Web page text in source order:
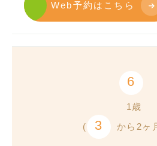
Web予約はこちら
6
1歳
(
3 から2ヶ